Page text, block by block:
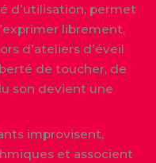
d’utilisation, permet
librement,
d’ateliers d’éveil
de toucher, de
son devient une
improvisent,
et associent